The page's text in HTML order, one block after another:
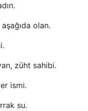
olan.
züht sahibi.
ismi.
su.